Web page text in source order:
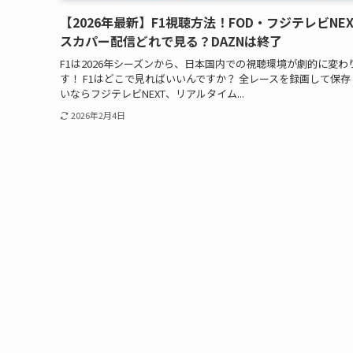
【2026年最新】F1視聴方法！FOD・フジテレビ
スカパー配信どれで見る？DAZNは終了
F1は2026年シーズンから、日本国内での視聴環境が劇的に変わ
す！ F1はどこで見ればいいんですか？ 全レースを録画して保存
いならフジテレビNEXT、リアルタイム...
2026年2月4日